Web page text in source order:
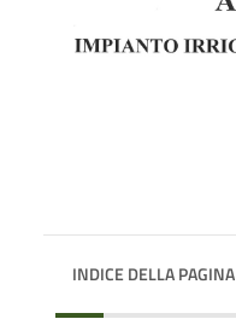
INDICE DELLA PAGINA